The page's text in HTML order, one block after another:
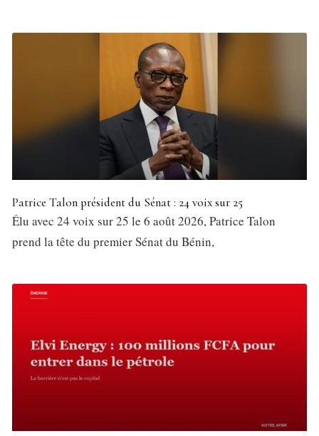
Patrice Talon président du Sénat : 24 voix sur 25
Élu avec 24 voix sur 25 le 6 août 2026, Patrice Talon
prend la tête du premier Sénat du Bénin,